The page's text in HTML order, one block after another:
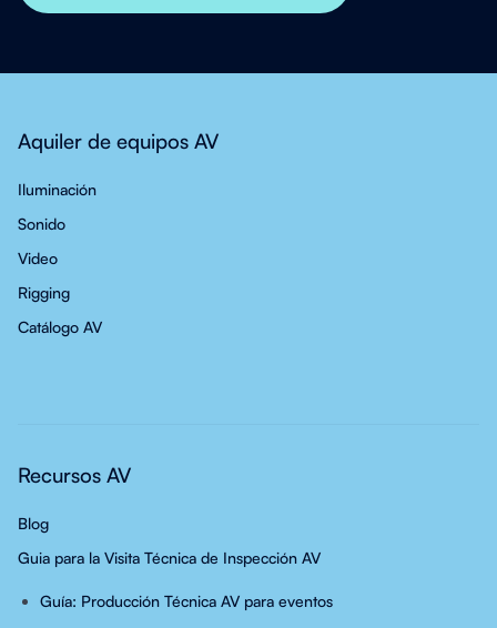
Aquiler de equipos AV
Iluminación
Sonido
Video
Rigging
Catálogo AV
Recursos AV
Blog
Guia para la Visita Técnica de Inspección AV
Guía: Producción Técnica AV para eventos